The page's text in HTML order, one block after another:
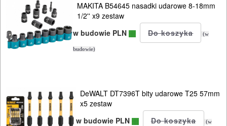
URZĄDZENIA
ROZRUCHOWE
PROSTOWNIKI
AGREGATY
PRĄDOWE
MAKITA B54645 nasadki udarowe 8-18mm
1/2'' x9 zestaw
w budowie PLN
(w
budowie)
DeWALT DT7396T bity udarowe T25 57mm
x5 zestaw
w budowie PLN
(w